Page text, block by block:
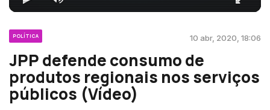
POLÍTICA 10 abr, 2020, 18:06
JPP defende consumo de
produtos regionais nos serviços
públicos (Vídeo)